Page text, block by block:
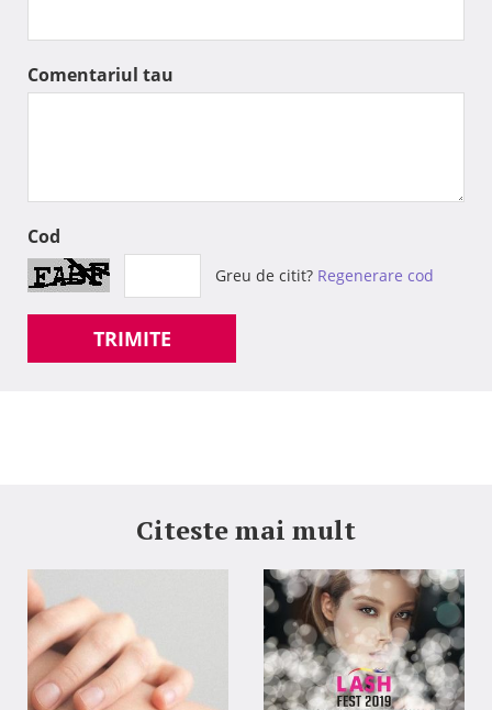
Comentariul tau
Cod
Greu de citit? Regenerare cod
TRIMITE
Citeste mai mult